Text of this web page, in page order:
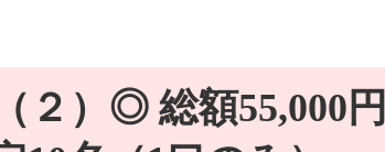
）◎ 総額55,000円